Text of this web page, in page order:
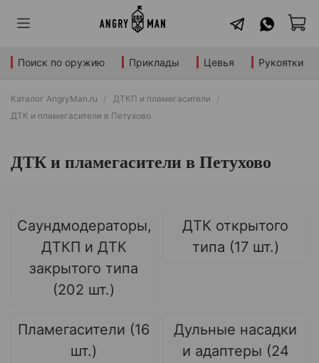
Поиск по оружию Приклады Цевья Рукоятки
Каталог AngryMan.ru
ДТКП и пламегасители
ДТК и пламегасители в Петухово
ДТК и пламегасители в Петухово
Саундмодераторы,
ДТКП и ДТК
закрытого типа
(202 шт.)
ДТК открытого
типа (17 шт.)
Пламегасители (16
шт.)
Дульные насадки
и адаптеры (24